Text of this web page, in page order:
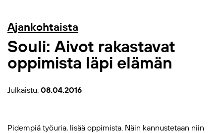
Ajankohtaista
Souli: Aivot rakastavat
oppimista läpi elämän
Julkaistu: 08.04.2016
Pidempiä työuria, lisää oppimista. Näin kannustetaan niin